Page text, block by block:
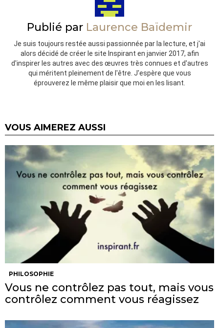
Publié par Laurence Baïdemir
Je suis toujours restée aussi passionnée par la lecture, et j'ai
alors décidé de créer le site Inspirant en janvier 2017, afin
d'inspirer les autres avec des œuvres très connues et d'autres
qui méritent pleinement de l'être. J'espère que vous
éprouverez le même plaisir que moi en les lisant.
VOUS AIMEREZ AUSSI
PHILOSOPHIE
Vous ne contrôlez pas tout, mais vous
contrôlez comment vous réagissez